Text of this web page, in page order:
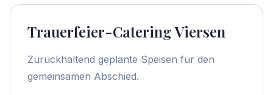
Trauerfeier-Catering Viersen
Zurückhaltend geplante Speisen für den
gemeinsamen Abschied.